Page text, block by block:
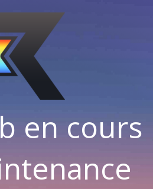
en cours